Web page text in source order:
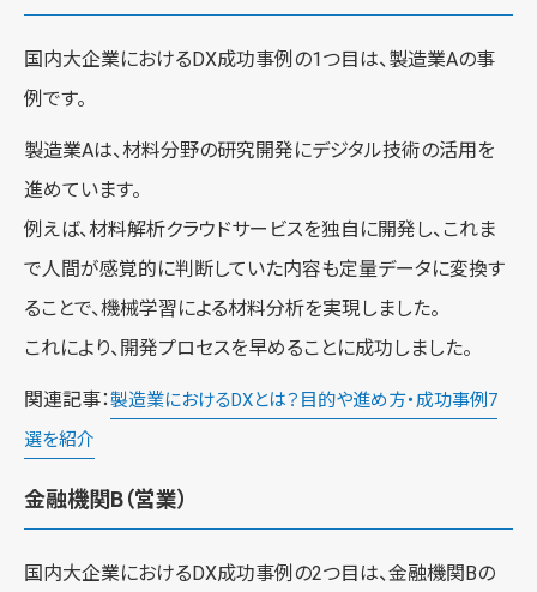
国内大企業におけるDX成功事例の1つ目は、製造業Aの事
例です。
製造業Aは、材料分野の研究開発にデジタル技術の活用を
進めています。
例えば、材料解析クラウドサービスを独自に開発し、これま
で人間が感覚的に判断していた内容も定量データに変換す
ることで、機械学習による材料分析を実現しました。
これにより、開発プロセスを早めることに成功しました。
関連記事：製造業におけるDXとは？目的や進め方・成功事例7
選を紹介
金融機関B（営業）
国内大企業におけるDX成功事例の2つ目は、金融機関Bの